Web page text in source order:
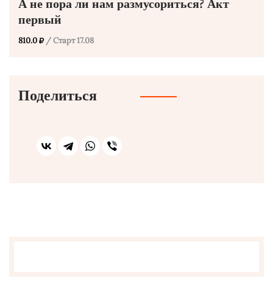
А не пора ли нам размусориться? Акт
первый
810.0 / Старт 17.08
Поделиться